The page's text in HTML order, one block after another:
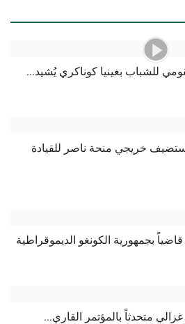
للشباب بغينيا كوناكري يُشيد...
خريجي منحة ناصر للقيادة
بجمهورية الكونغو الديموقراطية
متحدثاً بالمؤتمر القاري...